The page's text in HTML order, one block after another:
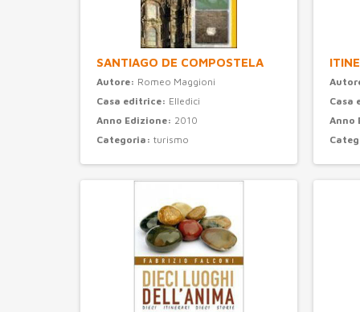
SANTIAGO DE COMPOSTELA
Autore: Romeo Maggioni
Casa editrice: Elledici
Anno Edizione: 2010
Categoria: turismo
Casa
Anno